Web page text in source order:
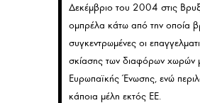
Δεκέμβριο του 2004 στις
ομπρέλα κάτω από την οποία
συγκεντρωμένες οι
σκίασης των διαφόρων χωρών
Ευρωπαϊκής Ένωσης, ενώ
κάποια μέλη εκτός ΕΕ.